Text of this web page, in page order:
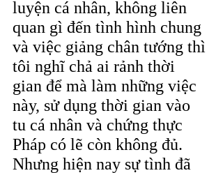
luyện cá nhân, không liên
quan gì đến tình hình chung
và việc giảng chân tướng thì
tôi nghĩ chả ai rảnh thời
gian để mà làm những việc
này, sử dụng thời gian vào
tu cá nhân và chứng thực
Pháp có lẽ còn không đủ.
Nhưng hiện nay sự tình đã